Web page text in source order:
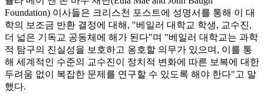
Foundation) 이사들은 크리스천 포스트에 성명서를 통해 이 대
학의 보조금 반환 결정에 대해, "베일러 대학교 학생, 교수진,
더 넓은 기독교 공동체에 해가 된다"며 "베일러 대학교는 과학
적 탐구의 진실성을 보호하고 옹호할 의무가 있으며, 이를 통
해 세계적인 수준의 교수진이 정치적 변화에 따른 보복에 대한
두려움 없이 복잡한 문제를 연구할 수 있도록 해야 한다"고 말
했다.